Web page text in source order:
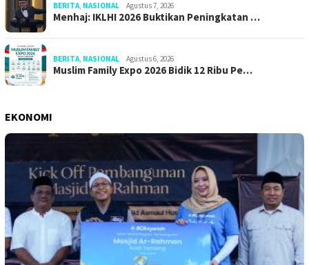
BERITA, NASIONAL Agustus 7, 2026
Menhaj: IKLHI 2026 Buktikan Peningkatan …
BERITA, NASIONAL Agustus 6, 2026
Muslim Family Expo 2026 Bidik 12 Ribu Pe…
EKONOMI